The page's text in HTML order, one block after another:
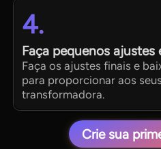
4.
Faça pequenos ajustes
Faça os ajustes finais e
para proporcionar aos
transformadora.
Crie sua